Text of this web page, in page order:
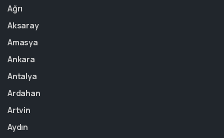
Ağrı
Aksaray
Amasya
Ankara
Antalya
Ardahan
Artvin
Aydın